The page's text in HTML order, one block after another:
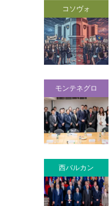
コソヴォ
モンテネグロ
西バルカン